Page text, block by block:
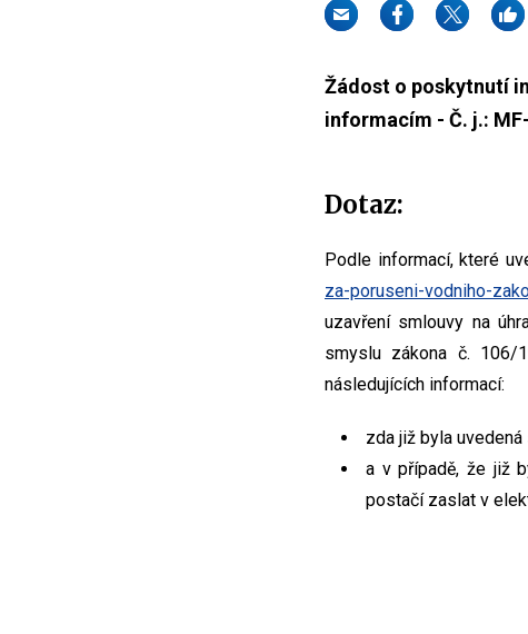
Žádost o poskytnutí
informacím - Č. j.:
Dotaz:
Podle informací, které
za-poruseni-vodniho-
uzavření smlouvy na
smyslu zákona č. 106/
následujících informací:
zda již byla
a v případě, že již
postačí zaslat v